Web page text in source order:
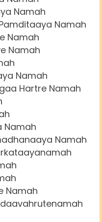
Namah
Namah
Namah
Namah
Namah
Hartre Namah
Namah
Namah
Namah